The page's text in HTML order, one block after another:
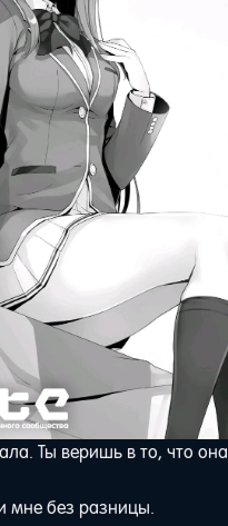
Ты веришь в то, что она
мне без разницы.